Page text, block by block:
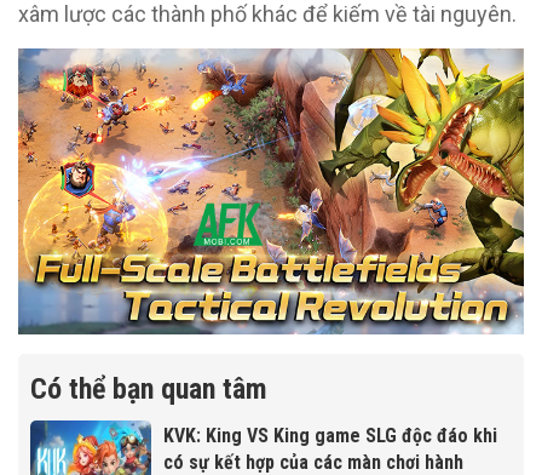
xâm lược các thành phố khác để kiếm về tài nguyên.
Có thể bạn quan tâm
KVK: King VS King game SLG độc đáo khi
có sự kết hợp của các màn chơi hành